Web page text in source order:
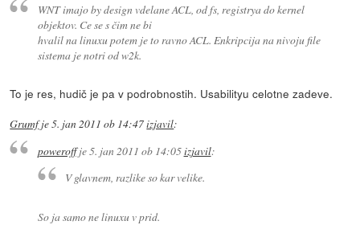
WNT imajo by design vdelane ACL, od fs, registrya do kernel
objektov. Ce se s čim ne bi
hvalil na linuxu potem je to ravno ACL. Enkripcija na nivoju file
sistema je notri od w2k.
To je res, hudič je pa v podrobnostih. Usabilityu celotne zadeve.
Grumfje5. jan 2011 ob 14:47izjavil:
poweroffje5. jan 2011 ob 14:05izjavil:
V glavnem, razlike so kar velike.
So ja samo ne linuxu v prid.